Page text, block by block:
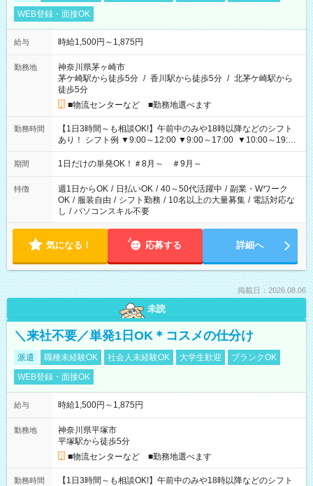
WEB登録・面接OK
給与 時給1,500円～1,875円
勤務地
神奈川県茅ヶ崎市
茅ケ崎駅から徒歩5分 / 香川駅から徒歩5分 / 北茅ケ崎駅から
徒歩5分
■物流センターなど ■勤務地選べます
勤務時間
【1日3時間～も相談OK!】午前中のみや18時以降などのシフト
あり！ シフト例 ▼9:00～12:00 ▼9:00～17:00 ▼10:00～19:00
▼18:00～21:00
期間 1日だけの単発OK！＃8月～ ＃9月～
特徴 週1日からOK / 日払いOK / 40～50代活躍中 / 副業・Wワーク
OK / 服装自由 / シフト勤務 / 10名以上の大量募集 / 電話対応な
し / パソコンスキル不要
気になる！ 応募する 詳細へ
掲載日：2026.08.06
未読
＼来社不要／単発1日OK＊コスメの仕分け
派遣 職種未経験OK 社会人未経験OK 大学生歓迎
ブランクOK
WEB登録・面接OK
給与 時給1,500円～1,875円
勤務地
神奈川県平塚市
平塚駅から徒歩5分
■物流センターなど ■勤務地選べます
勤務時間
【1日3時間～も相談OK!】午前中のみや18時以降などのシフト